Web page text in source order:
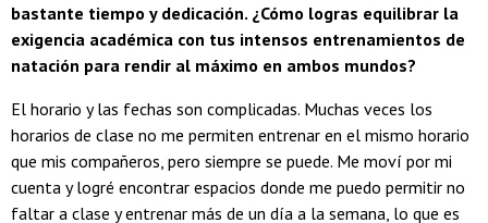
bastante tiempo y dedicación. ¿Cómo logras equilibrar la
exigencia académica con tus intensos entrenamientos de
natación para rendir al máximo en ambos mundos?
El horario y las fechas son complicadas. Muchas veces los
horarios de clase no me permiten entrenar en el mismo horario
que mis compañeros, pero siempre se puede. Me moví por mi
cuenta y logré encontrar espacios donde me puedo permitir no
faltar a clase y entrenar más de un día a la semana, lo que es